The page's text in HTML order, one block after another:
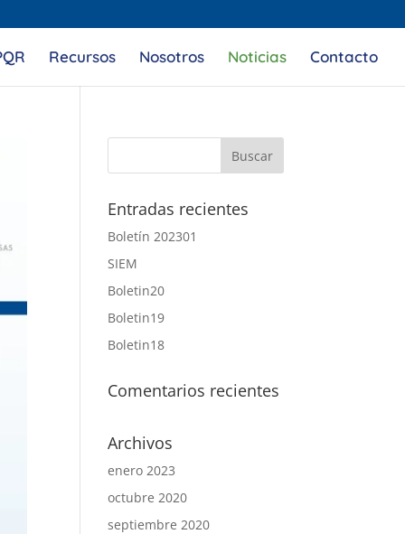
Recursos Nosotros Noticias Contacto
Entradas recientes
Boletín 202301
SIEM
Boletin20
Boletin19
Boletin18
Comentarios recientes
Archivos
enero 2023
octubre 2020
septiembre 2020